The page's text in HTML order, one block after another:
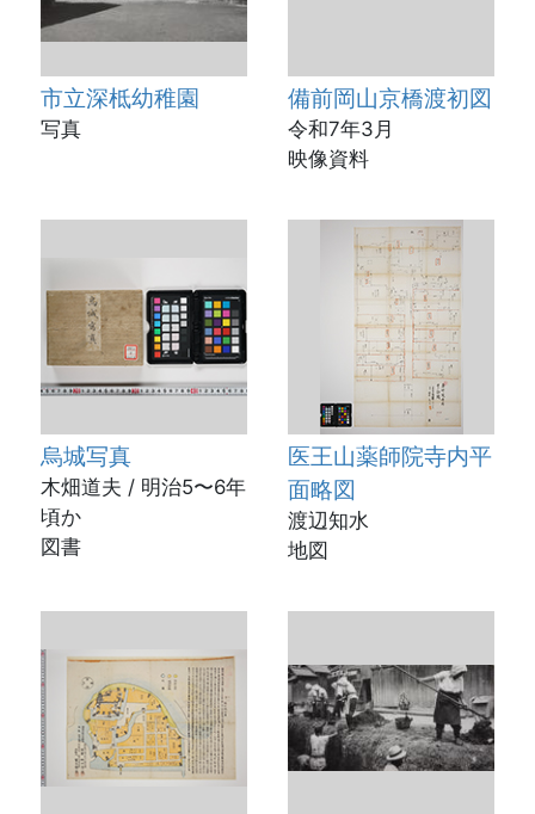
市立深柢幼稚園
写真
備前岡山京橋渡初図
令和7年3月
映像資料
烏城写真
木畑道夫 / 明治5〜6年
頃か
図書
医王山薬師院寺内平
面略図
渡辺知水
地図